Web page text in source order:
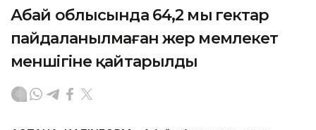
Абай облысында 64,2 мың гектар
пайдаланылмаған жер мемлекет
меншігіне қайтарылды